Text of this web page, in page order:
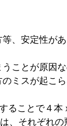
、安定性が
ことが原因
ミスが起こら
ることで４本
、それぞれ